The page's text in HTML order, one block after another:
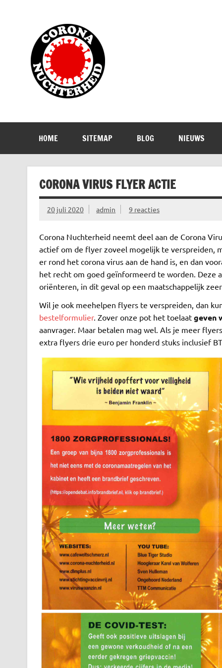
HOME SITEMAP BLOG NIEUWS
CORONA VIRUS FLYER ACTIE
20 juli 2020 admin 9 reacties
Corona Nuchterheid neemt deel aan de Corona
actief om de flyer zoveel mogelijk te verspreiden,
er rond het corona virus aan de hand is, en dan
het recht om goed geïnformeerd te worden. Deze
oriënteren, in dit geval op een maatschappelijk
Wil je ook meehelpen flyers te verspreiden, dan
bestelformulier. Zover onze pot het toelaatgeven
aanvrager. Maar betalen mag wel. Als je meer
extra flyers drie euro per honderd stuks inclusief